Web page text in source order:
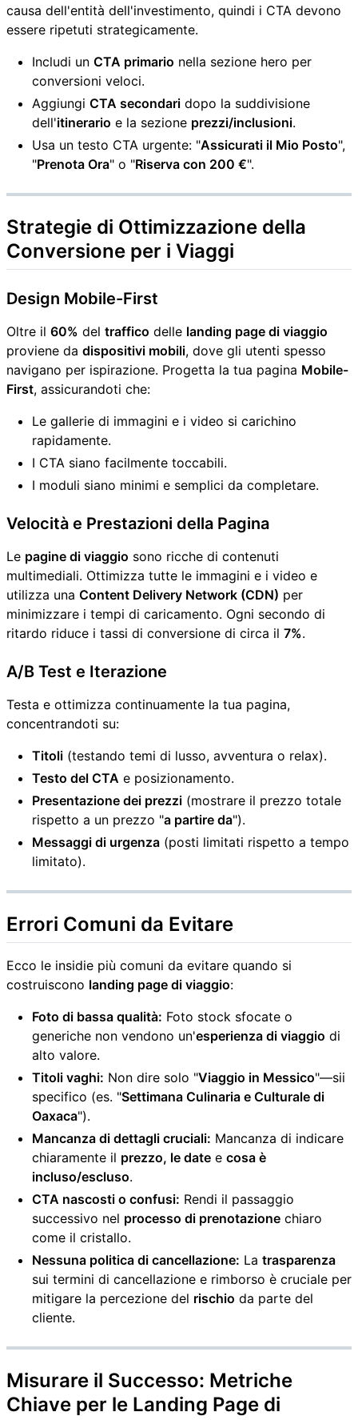
causa dell'entità dell'investimento, quindi i CTA devono
essere ripetuti strategicamente.
Includi un CTA primario nella sezione hero per
conversioni veloci.
Aggiungi CTA secondari dopo la suddivisione
dell'itinerario e la sezione prezzi/inclusioni.
Usa un testo CTA urgente: "Assicurati il Mio Posto",
"Prenota Ora" o "Riserva con 200 €".
Strategie di Ottimizzazione della
Conversione per i Viaggi
Design Mobile-First
Oltre il 60% del traffico delle landing page di viaggio
proviene da dispositivi mobili, dove gli utenti spesso
navigano per ispirazione. Progetta la tua pagina Mobile-
First, assicurandoti che:
Le gallerie di immagini e i video si carichino
rapidamente.
I CTA siano facilmente toccabili.
I moduli siano minimi e semplici da completare.
Velocità e Prestazioni della Pagina
Le pagine di viaggio sono ricche di contenuti
multimediali. Ottimizza tutte le immagini e i video e
utilizza una Content Delivery Network (CDN) per
minimizzare i tempi di caricamento. Ogni secondo di
ritardo riduce i tassi di conversione di circa il 7%.
A/B Test e Iterazione
Testa e ottimizza continuamente la tua pagina,
concentrandoti su:
Titoli (testando temi di lusso, avventura o relax).
Testo del CTA e posizionamento.
Presentazione dei prezzi (mostrare il prezzo totale
rispetto a un prezzo "a partire da").
Messaggi di urgenza (posti limitati rispetto a tempo
limitato).
Errori Comuni da Evitare
Ecco le insidie più comuni da evitare quando si
costruiscono landing page di viaggio:
Foto di bassa qualità: Foto stock sfocate o
generiche non vendono un'esperienza di viaggio di
alto valore.
Titoli vaghi: Non dire solo "Viaggio in Messico"—sii
specifico (es. "Settimana Culinaria e Culturale di
Oaxaca").
Mancanza di dettagli cruciali: Mancanza di indicare
chiaramente il prezzo, le date e cosa è
incluso/escluso.
CTA nascosti o confusi: Rendi il passaggio
successivo nel processo di prenotazione chiaro
come il cristallo.
Nessuna politica di cancellazione: La trasparenza
sui termini di cancellazione e rimborso è cruciale per
mitigare la percezione del rischio da parte del
cliente.
Misurare il Successo: Metriche
Chiave per le Landing Page di